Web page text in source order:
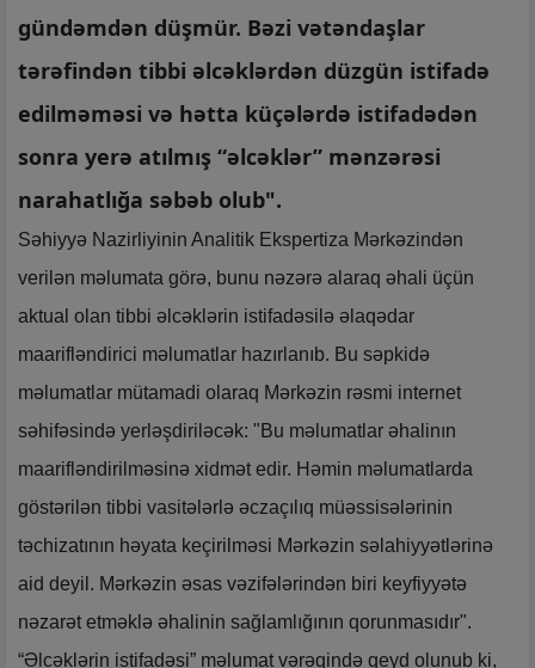
gündəmdən düşmür. Bəzi vətəndaşlar
tərəfindən tibbi əlcəklərdən düzgün istifadə
edilməməsi və hətta küçələrdə istifadədən
sonra yerə atılmış “əlcəklər” mənzərəsi
narahatlığa səbəb olub".
Səhiyyə Nazirliyinin Analitik Ekspertiza Mərkəzindən
verilən məlumata görə, bunu nəzərə alaraq əhali üçün
aktual olan tibbi əlcəklərin istifadəsilə əlaqədar
maarifləndirici məlumatlar hazırlanıb. Bu səpkidə
məlumatlar mütamadi olaraq Mərkəzin rəsmi internet
səhifəsində yerləşdiriləcək: "Bu məlumatlar əhalinın
maarifləndirilməsinə xidmət edir. Həmin məlumatlarda
göstərilən tibbi vasitələrlə əczaçılıq müəssisələrinin
təchizatının həyata keçirilməsi Mərkəzin səlahiyyətlərinə
aid deyil. Mərkəzin əsas vəzifələrindən biri keyfiyyətə
nəzarət etməklə əhalinin sağlamlığının qorunmasıdır".
“Əlcəklərin istifadəsi” məlumat vərəqində qeyd olunub ki,